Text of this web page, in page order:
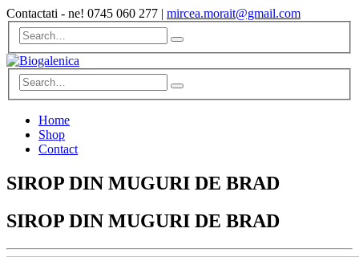
Contactati - ne! 0745 060 277 | mircea.morait@gmail.com
Home
Shop
Contact
SIROP DIN MUGURI DE BRAD
SIROP DIN MUGURI DE BRAD